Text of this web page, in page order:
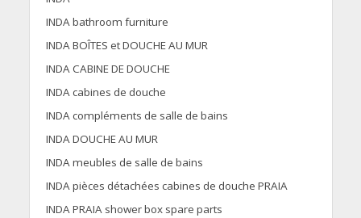
INDA bathroom furniture
INDA BOÎTES et DOUCHE AU MUR
INDA CABINE DE DOUCHE
INDA cabines de douche
INDA compléments de salle de bains
INDA DOUCHE AU MUR
INDA meubles de salle de bains
INDA pièces détachées cabines de douche PRAIA
INDA PRAIA shower box spare parts